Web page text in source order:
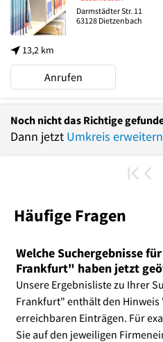
13,2 km
Darmstädter Str. 11
63128 Dietzenbach
Anrufen
Noch nicht das Richtige
Dann jetzt Umkreis erweitern
Häufige Fragen
Welche Suchergebnisse
Frankfurt" haben jetzt
Unsere Ergebnisliste zu Ihrer
Frankfurt" enthält den
erreichbaren Einträgen. Für
Sie auf den jeweiligen